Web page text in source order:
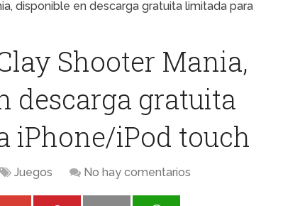
disponible en descarga gratuita limitada para
Shooter Mania,
descarga gratuita
iPhone/iPod touch
Juegos No hay comentarios